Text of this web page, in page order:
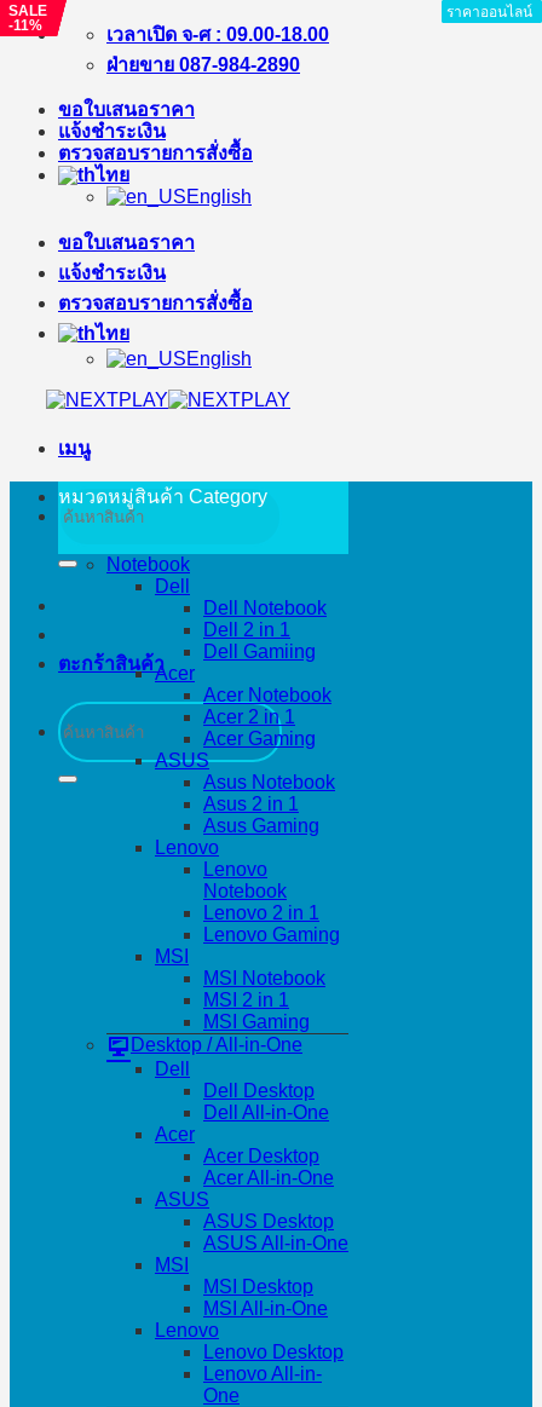
ข้าม
เนื้อหา
เวลาเปิด จ-ศ : 09.00-18.00
ฝ่ายขาย 087-984-2890
ขอใบเสนอราคา
แจ้งชำระเงิน
ตรวจสอบรายการสั่งซื้อ
ไทย
English
ขอใบเสนอราคา
แจ้งชำระเงิน
ตรวจสอบรายการสั่งซื้อ
ไทย
English
เมนู
ค้นหา:
ตะกร้าสินค้า
ค้นหา:
หมวดหมู่สินค้า Category
Notebook
Dell
Dell Notebook
Dell 2 in 1
Dell Gamiing
Acer
Acer Notebook
Acer 2 in 1
Acer Gaming
ASUS
Asus Notebook
Asus 2 in 1
Asus Gaming
Lenovo
Lenovo
Notebook
Lenovo 2 in 1
Lenovo Gaming
MSI
MSI Notebook
MSI 2 in 1
MSI Gaming
Desktop / All-in-One
Dell
Dell Desktop
Dell All-in-One
Acer
Acer Desktop
Acer All-in-One
ASUS
ASUS Desktop
ASUS All-in-One
MSI
MSI Desktop
MSI All-in-One
Lenovo
Lenovo Desktop
Lenovo All-in-
One
ราคาออนไลน์
ราคาออนไลน์
SALE
-%
ราคาออนไลน์
SALE
-%
ราคาออนไลน์
SALE
-%
ราคาออนไลน์
SALE
-11%
ราคาออนไลน์
ราคาออนไลน์
ราคาออนไลน์